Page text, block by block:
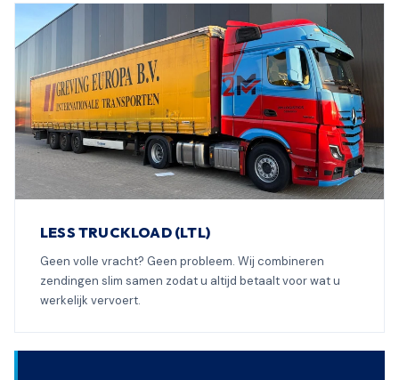
LESS TRUCKLOAD (LTL)
Geen volle vracht? Geen probleem. Wij combineren
zendingen slim samen zodat u altijd betaalt voor wat u
werkelijk vervoert.